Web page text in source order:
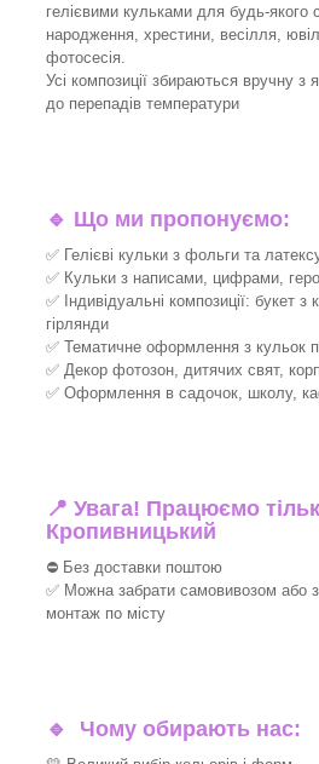
гелієвими кульками для будь-якого
народження, хрестини, весілля,
фотосесія.
Усі композиції збираються вручну з
до перепадів температури
🔹 Що ми пропонуємо:
✅ Гелієві кульки з фольги та
✅ Кульки з написами, цифрами,
✅ Індивідуальні композиції: букет
гірлянди
✅ Тематичне оформлення з кульок
✅ Декор фотозон, дитячих свят,
✅ Оформлення в садочок, школу,
📍 Увага! Працюємо
Кропивницький
⛔ Без доставки поштою
✅ Можна забрати самовивозом або
монтаж по місту
🔹 Чому обирають нас: